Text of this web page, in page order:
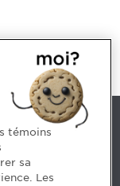
(Québec)
témoins
sa
Les